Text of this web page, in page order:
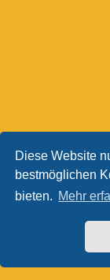
Diese Website
bestmöglichen
bieten. Mehr